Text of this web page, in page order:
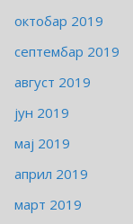
октобар 2019
септембар 2019
август 2019
јун 2019
мај 2019
април 2019
март 2019